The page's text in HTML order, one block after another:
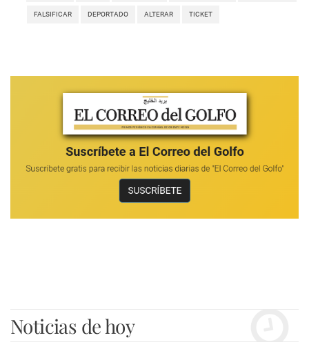
FALSIFICAR DEPORTADO ALTERAR TICKET
Noticias de hoy